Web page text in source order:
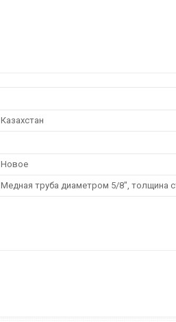
Казахстан
Новое
Медная труба диаметром 5/8", толщина